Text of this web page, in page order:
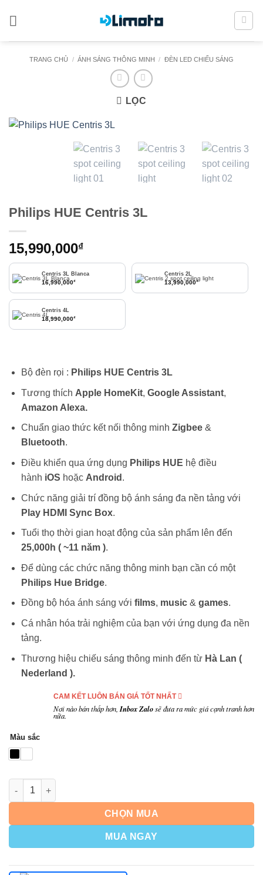
TRANG CHỦ / ÁNH SÁNG THÔNG MINH / ĐÈN LED CHIẾU SÁNG
LỌC
Philips HUE Centris 3L
15,990,000₫
Centris 3L Blanca
16,990,000₫
Centris 2L
13,990,000₫
Centris 4L
18,990,000₫
Bộ đèn rọi : Philips HUE Centris 3L
Tương thích Apple HomeKit, Google Assistant,
Amazon Alexa.
Chuẩn giao thức kết nối thông minh Zigbee&
Bluetooth.
Điều khiển qua ứng dụng Philips HUE hệ điều
hành iOS hoặc Android .
Chức năng giải trí đồng bộ ánh sáng đa nền tảng với
Play HDMI Sync Box.
Tuổi thọ thời gian hoạt động của sản phẩm lên đến
25,000h ( ~11 năm ).
Để dùng các chức năng thông minh bạn cần có một
Philips Hue Bridge.
Đồng bộ hóa ánh sáng với films, music& games.
Cá nhân hóa trải nghiệm của bạn với ứng dụng đa nền
tảng.
Thương hiệu chiếu sáng thông minh đến từ Hà Lan (
Nederland ).
CAM KẾT LUÔN BÁN GIÁ TỐT NHẤT
Nơi nào bán thấp hơn,Inbox Zalosẽ đưa ra mức giá cạnh tranh hơn
nữa.
Màu sắc
Số lượng
CHỌN MUA
MUA NGAY